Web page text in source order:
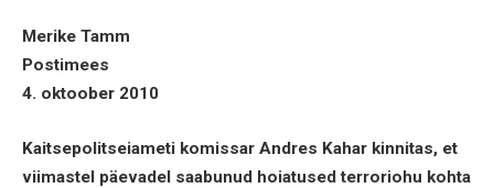
Merike Tamm
Postimees
4. oktoober 2010
Kaitsepolitseiameti komissar Andres Kahar kinnitas, et
viimastel päevadel saabunud hoiatused terroriohu kohta